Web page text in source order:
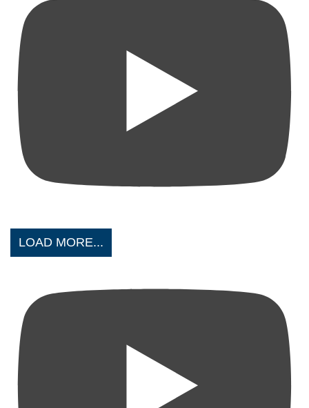
LOAD MORE...